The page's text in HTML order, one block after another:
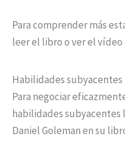
Para comprender más
leer el libro o ver el vídeo
Habilidades subyacentes
Para negociar
habilidades
Daniel Goleman en su